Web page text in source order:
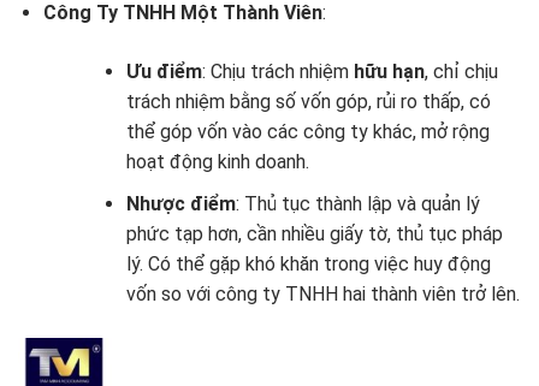
Công Ty TNHH Một Thành Viên:
Ưu điểm: Chịu trách nhiệm hữu hạn, chỉ chịu
trách nhiệm bằng số vốn góp, rủi ro thấp, có
thể góp vốn vào các công ty khác, mở rộng
hoạt động kinh doanh.
Nhược điểm: Thủ tục thành lập và quản lý
phức tạp hơn, cần nhiều giấy tờ, thủ tục pháp
lý. Có thể gặp khó khăn trong việc huy động
vốn so với công ty TNHH hai thành viên trở lên.